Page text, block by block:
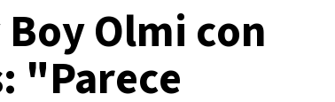
Olmi con
"Parece